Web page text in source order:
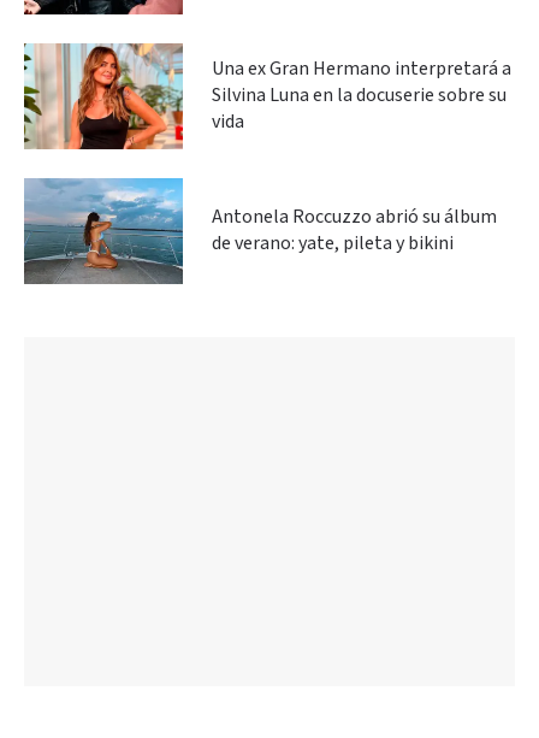
Una ex Gran Hermano interpretará a
Silvina Luna en la docuserie sobre su
vida
Antonela Roccuzzo abrió su álbum
de verano: yate, pileta y bikini